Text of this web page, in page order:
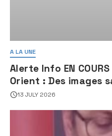
A LA UNE
Alerte Info EN
Orient : Des images
une activité jugée «
13 JULY 2026